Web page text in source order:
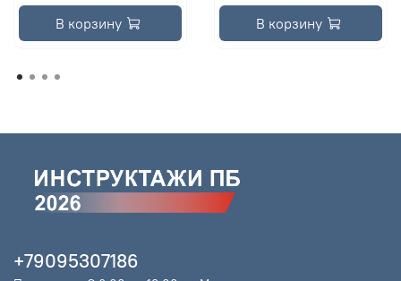
В корзину В корзину
+79095307186